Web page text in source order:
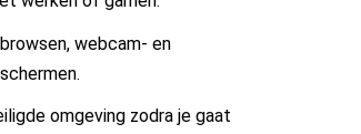
webcam- en
omgeving zodra je gaat